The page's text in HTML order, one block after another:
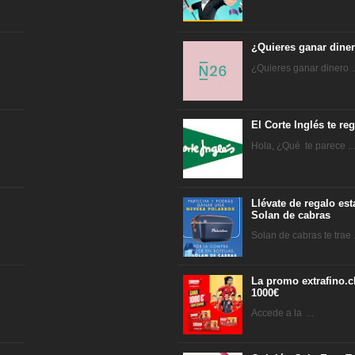
¿Quieres ganar
¿Quieres ganar dinero
El Corte Inglés te
Hola, ¿Qué te parece ...
Llévate de regalo
Solan de cabras
Solan de cabras te trae
La promo
1000€
Accede a la ...